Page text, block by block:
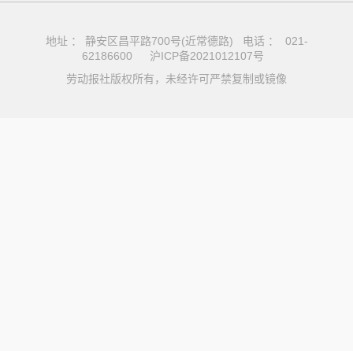
地址 ： 静安区昌平路700号(近常德路) 电话 ： 021-
62186600
沪ICP备2021012107号
劳动报社版权所有，未经许可严禁复制或镜像